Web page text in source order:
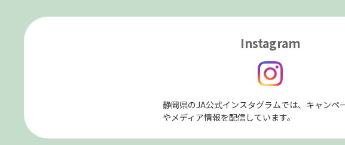
Instagram
静岡県のJA公式インスタグラムでは、キャンペ
やメディア情報を配信しています。